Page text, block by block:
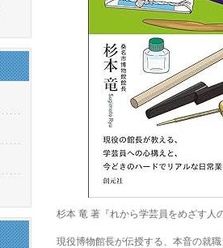
杉本 竜 著『れから学芸員をめざす人
現役博物館長が伝授する、本音の就